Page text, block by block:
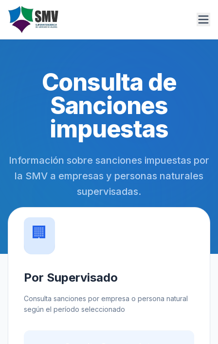
Saltar al contenido
Consulta de
Sanciones
impuestas
Información sobre sanciones impuestas por
la SMV a empresas y personas naturales
supervisadas.
🏢
Por Supervisado
Consulta sanciones por empresa o persona natural
según el período seleccionado